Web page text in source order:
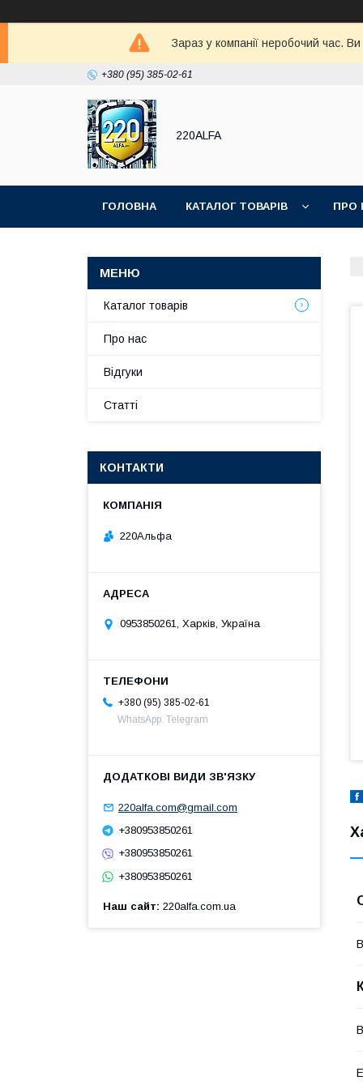
Зараз у компанії неробочий час.
+380 (95) 385-02-61
220ALFA
ГОЛОВНА КАТАЛОГ ТОВАРІВ ПРО
Каталог товарів
Про нас
Відгуки
Статті
КОНТАКТИ
220Альфа
0953850261, Харків, Україна
+380 (95) 385-02-61
WhatsApp. Telegram
220alfa.com@gmail.com
+380953850261
+380953850261
+380953850261
Наш сайт 220alfa.com.ua